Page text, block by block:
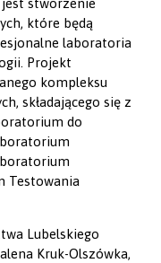
jest stworzenie
które będą
laboratoria
Projekt
kompleksu
składającego się z
do
Testowania
Lubelskiego
Kruk-Olszówka,